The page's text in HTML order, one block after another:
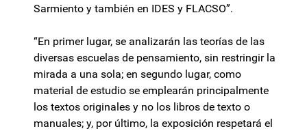
Sarmiento y también en IDES y FLACSO”.
“En primer lugar, se analizarán las teorías de las
diversas escuelas de pensamiento, sin restringir la
mirada a una sola; en segundo lugar, como
material de estudio se emplearán principalmente
los textos originales y no los libros de texto o
manuales; y, por último, la exposición respetará el